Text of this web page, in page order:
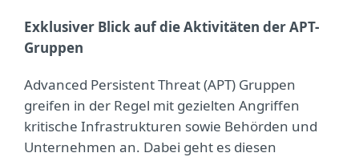
Exklusiver Blick auf die Aktivitäten der APT-
Gruppen
Advanced Persistent Threat (APT) Gruppen
greifen in der Regel mit gezielten Angriffen
kritische Infrastrukturen sowie Behörden und
Unternehmen an. Dabei geht es diesen